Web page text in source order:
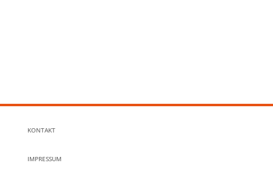
KONTAKT
IMPRESSUM